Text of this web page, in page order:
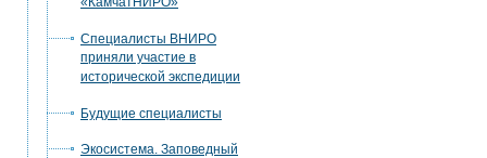
Специалисты ВНИРО
приняли участие в
исторической экспедиции
Будущие специалисты
Экосистема. Заповедный